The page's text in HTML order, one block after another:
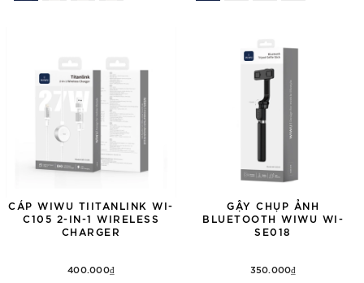
CÁP WIWU TIITANLINK WI-
C105 2-IN-1 WIRELESS
CHARGER
400.000₫
GẬY CHỤP ẢNH
BLUETOOTH WIWU WI-
SE018
350.000₫